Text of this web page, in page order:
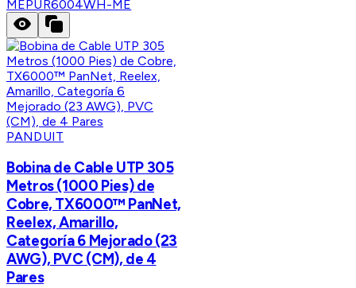
MEPUR6004WH-ME
PANDUIT
Bobina de Cable UTP 305
Metros (1000 Pies) de
Cobre, TX6000™ PanNet,
Reelex, Amarillo,
Categoría 6 Mejorado (23
AWG), PVC (CM), de 4
Pares